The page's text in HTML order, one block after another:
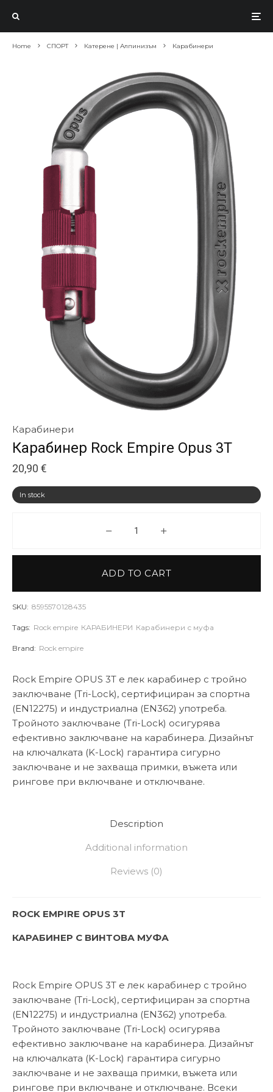
Home СПОРТ Катерене | Алпинизъм Карабинери
Карабинери
Карабинер Rock Empire Opus 3T
20,90 €
Rock Empire OPUS 3T е лек карабинер с тройно
заключване (Tri-Lock), сертифициран за спортна
(EN12275) и индустриална (EN362) употреба.
Тройното заключване (Tri-Lock) осигурява
ефективно заключване на карабинера. Дизайнът
на ключалката (K-Lock) гарантира сигурно
заключване и не захваща примки, въжета или
рингове при включване и отключване.
In stock
Карабинер Rock Empire Opus
ADD TO CART
SKU: 8595570128435
Tags: Rock empire КАРАБИНЕРИ Карабинери с муфа
Brand: Rock empire
Description
Additional information
Reviews (0)
ROCK EMPIRE OPUS 3T
КАРАБИНЕР С ВИНТОВА МУФА
Rock Empire OPUS 3T е лек карабинер с тройно
заключване (Tri-Lock), сертифициран за спортна
(EN12275) и индустриална (EN362) употреба.
Тройното заключване (Tri-Lock) осигурява
ефективно заключване на карабинера. Дизайнът
на ключалката (K-Lock) гарантира сигурно
заключване и не захваща примки, въжета или
рингове при включване и отключване. Всеки